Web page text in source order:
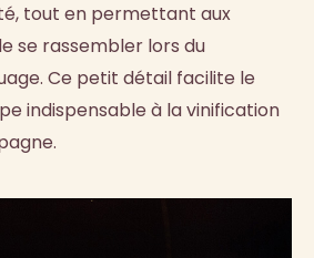
tout en permettant aux
se rassembler lors du
Ce petit détail facilite le
indispensable à la vinification